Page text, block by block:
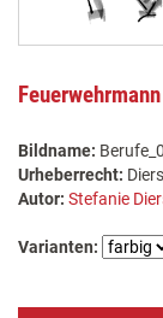
Bildname:
Urheberrecht:
Autor: Stefanie
Varianten: